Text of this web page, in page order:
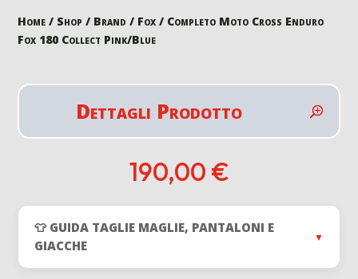
Home / Shop / Brand / Fox / Completo Moto Cross Enduro
Fox 180 Collect Pink/Blue
Dettagli Prodotto
190,00 €
👕 GUIDA TAGLIE MAGLIE, PANTALONI E
GIACCHE
▼